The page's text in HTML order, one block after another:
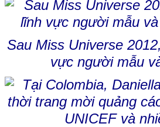
Sau Miss Universe
vực người mẫu